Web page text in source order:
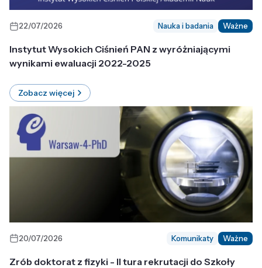
22/07/2026 Nauka i badania Ważne
Instytut Wysokich Ciśnień PAN z wyróżniającymi
wynikami ewaluacji 2022-2025
Zobacz więcej
20/07/2026 Komunikaty Ważne
Zrób doktorat z fizyki - II tura rekrutacji do Szkoły